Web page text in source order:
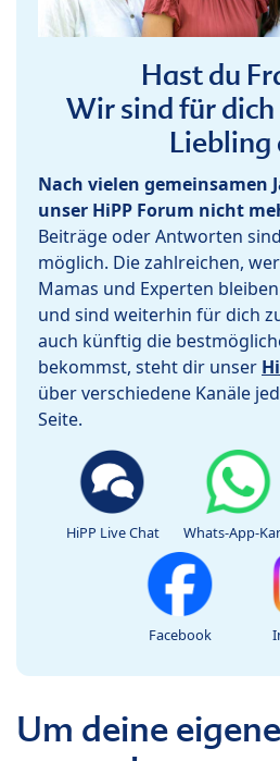
Hast du
Wir sind für
Liebling
Nach vielen gemeinsamen
unser HiPP Forum nicht
Beiträge oder Antworten
möglich. Die zahlreichen,
Mamas und Experten
und sind weiterhin für dich
auch künftig die
bekommst, steht dir unser
über verschiedene Kanäle
Seite.
HiPP Live Chat Whats-App-
Facebook
Um deine